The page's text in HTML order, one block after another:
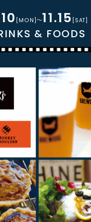
[MON]～11.15 [SAT]
& FOODS